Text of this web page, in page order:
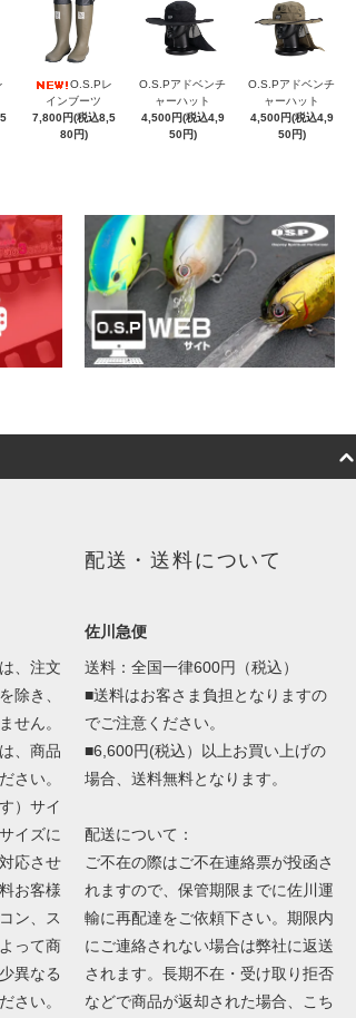
O.S.Pレ
インブーツ
7,800円(税込8,5
80円)
O.S.Pアドベンチ
ャーハット
4,500円(税込4,9
50円)
O.S.Pアドベンチ
ャーハット
4,500円(税込4,9
50円)
、注文
除き、
せん。
、商品
さい。
）サイ
イズに
応させ
お客様
ン、ス
って商
異なる
さい。
配送・送料について
佐川急便
送料：全国一律600円（税込）
■送料はお客さま負担となりますの
でご注意ください。
■6,600円(税込）以上お買い上げの
場合、送料無料となります。
配送について：
ご不在の際はご不在連絡票が投函さ
れますので、保管期限までに佐川運
輸に再配達をご依頼下さい。期限内
にご連絡されない場合は弊社に返送
されます。長期不在・受け取り拒否
などで商品が返却された場合、こち